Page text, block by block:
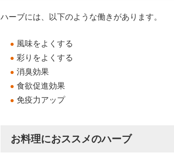
ハーブには、以下のような働きがあります。
風味をよくする
彩りをよくする
消臭効果
食欲促進効果
免疫力アップ
お料理におススメのハーブ